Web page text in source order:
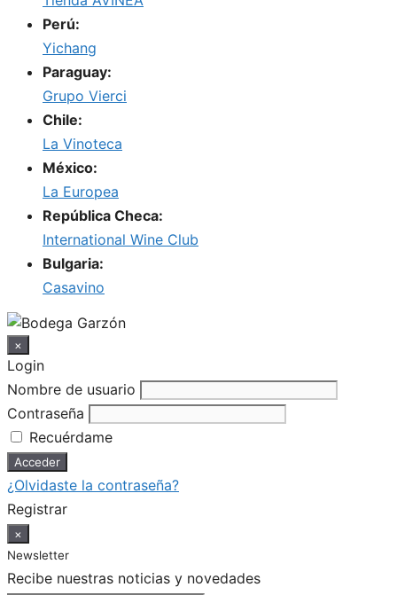
Perú:
Yichang
Paraguay:
Grupo Vierci
Chile:
La Vinoteca
México:
La Europea
República Checa:
International Wine Club
Bulgaria:
Casavino
×
Login
Nombre de usuario
Contraseña
Recuérdame
¿Olvidaste la contraseña?
Registrar
×
Newsletter
Recibe nuestras noticias y novedades